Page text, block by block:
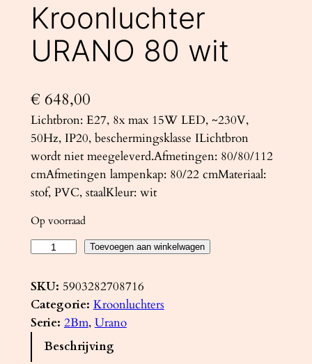
Kroonluchter
URANO 80 wit
€ 648,00
Lichtbron: E27, 8x max 15W LED, ~230V,
50Hz, IP20, beschermingsklasse ILichtbron
wordt niet meegeleverd.Afmetingen: 80/80/112
cmAfmetingen lampenkap: 80/22 cmMateriaal:
stof, PVC, staalKleur: wit
Op voorraad
o
o
n
Toevoegen aan winkelwagen
SKU: 5903282708716
Categorie: Kroonluchters
Serie: 2Bm, Urano
Beschrijving